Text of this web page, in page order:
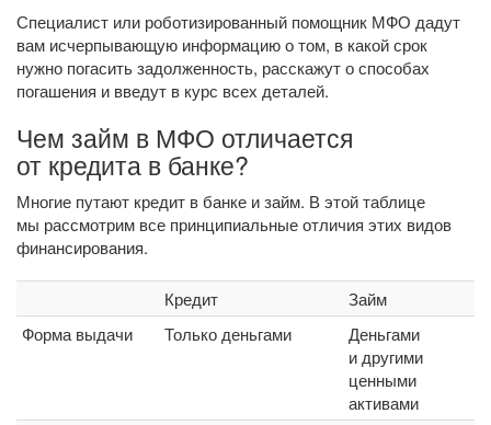
Специалист или роботизированный помощник МФО дадут
вам исчерпывающую информацию о том, в какой срок
нужно погасить задолженность, расскажут о способах
погашения и введут в курс всех деталей.
Чем займ в МФО отличается
от кредита в банке?
Многие путают кредит в банке и займ. В этой таблице
мы рассмотрим все принципиальные отличия этих видов
финансирования.
Кредит
Займ
Форма выдачи
Только деньгами
Деньгами
и другими
ценными
активами